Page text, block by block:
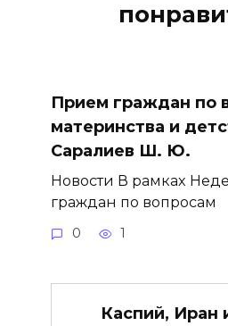
Прием граждан по
материнства и
Саралиев Ш. Ю.
Новости В рамках
граждан по вопросам
0 1
Каспий, Иран